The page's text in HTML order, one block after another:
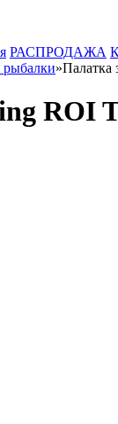
РАСПРОДАЖА
рыбалки»Палатка
ROI